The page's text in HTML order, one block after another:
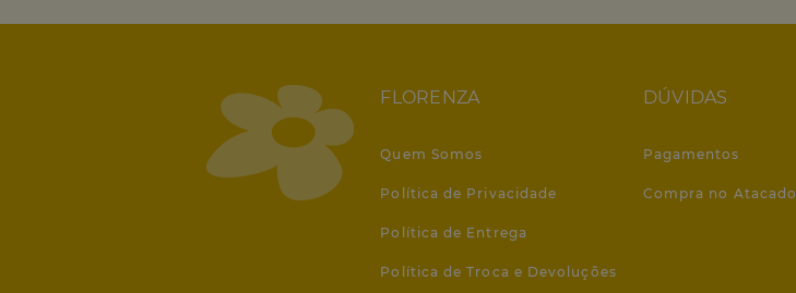
FLORENZA
Quem Somos
Política de Privacidade
Política de Entrega
Política de Troca e Devoluções
DÚVIDAS
Pagamentos
Compra no Atacado